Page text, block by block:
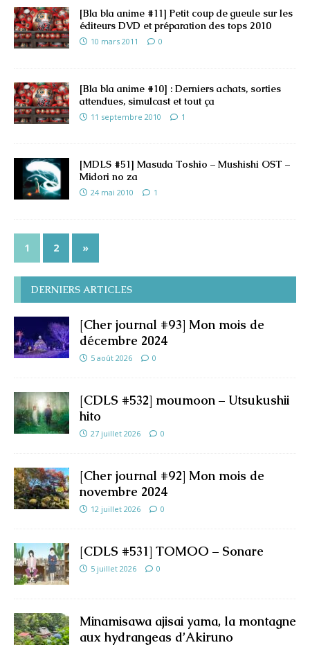
[Bla bla anime #11] Petit coup de gueule sur les
éditeurs DVD et préparation des tops 2010
10 mars 2011 0
[Bla bla anime #10] : Derniers achats, sorties
attendues, simulcast et tout ça
11 septembre 2010 1
[MDLS #51] Masuda Toshio – Mushishi OST –
Midori no za
24 mai 2010 1
1 2 »
DERNIERS ARTICLES
[Cher journal #93] Mon mois de
décembre 2024
5 août 2026 0
[CDLS #532] moumoon – Utsukushii
hito
27 juillet 2026 0
[Cher journal #92] Mon mois de
novembre 2024
12 juillet 2026 0
[CDLS #531] TOMOO – Sonare
5 juillet 2026 0
Minamisawa ajisai yama, la montagne
aux hydrangeas d’Akiruno